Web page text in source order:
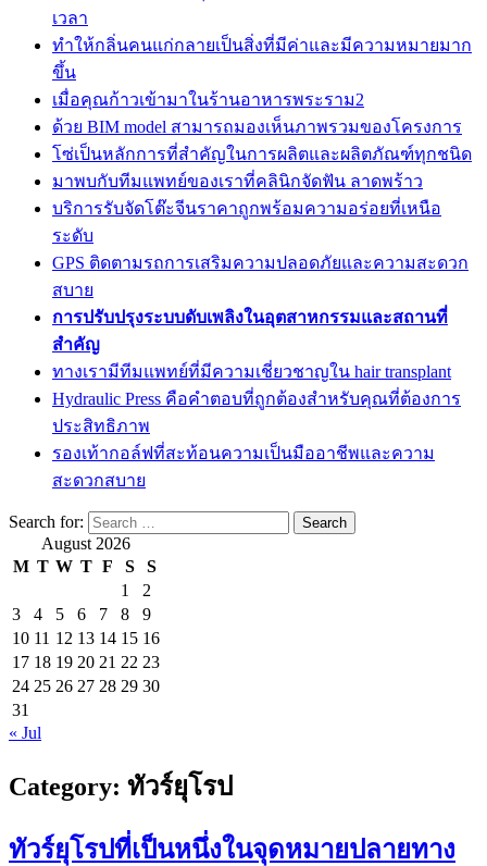
เวลา
ทำให้กลิ่นคนแก่กลายเป็นสิ่งที่มีค่าและมีความหมายมาก
ขึ้น
เมื่อคุณก้าวเข้ามาในร้านอาหารพระราม2
ด้วย BIM model สามารถมองเห็นภาพรวมของโครงการ
โซ่เป็นหลักการที่สำคัญในการผลิตและผลิตภัณฑ์ทุกชนิด
มาพบกับทีมแพทย์ของเราที่คลินิกจัดฟัน ลาดพร้าว
บริการรับจัดโต๊ะจีนราคาถูกพร้อมความอร่อยที่เหนือ
ระดับ
GPS ติดตามรถการเสริมความปลอดภัยและความสะดวก
สบาย
การปรับปรุงระบบดับเพลิงในอุตสาหกรรมและสถานที่
สำคัญ
ทางเรามีทีมแพทย์ที่มีความเชี่ยวชาญใน hair transplant
Hydraulic Press คือคำตอบที่ถูกต้องสำหรับคุณที่ต้องการ
ประสิทธิภาพ
รองเท้ากอล์ฟที่สะท้อนความเป็นมืออาชีพและความ
สะดวกสบาย
Search for:
August 2026
M T W T F S
S
1
2
3
4 5 6 7 8
9
10 11 12 13 14 15 16
17 18 19 20 21 22 23
24 25 26 27 28 29 30
31
« Jul
Category: ทัวร์ยุโรป
ทัวร์ยุโรปที่เป็นหนึ่งในจุดหมายปลายทาง